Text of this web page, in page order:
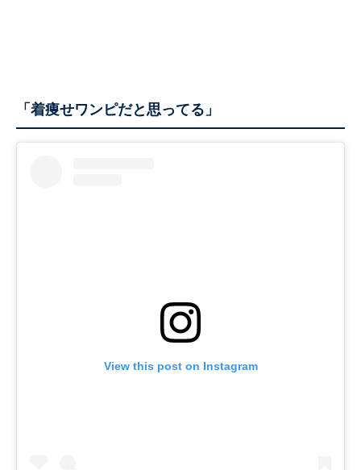
「着痩せワンピだと思ってる」
View this post on Instagram